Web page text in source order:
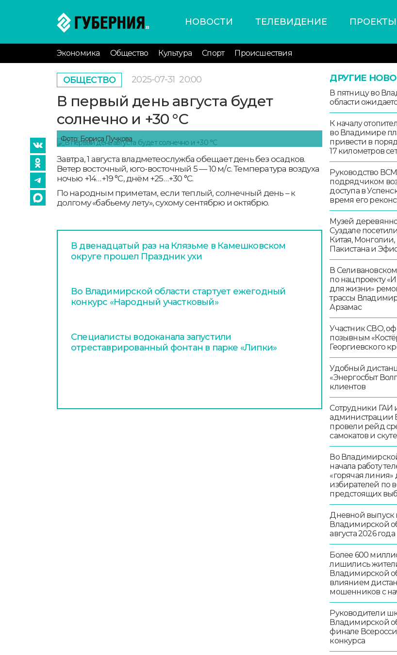
НОВОСТИ ТЕЛЕВИДЕНИЕ ПРОЕКТЫ
Экономика Общество Культура Спорт Происшествия
ОБЩЕСТВО 2025-07-31 20:00
В первый день августа будет
солнечно и +30 °С
Фото: Бориса Пучкова
Завтра, 1 августа владметеослужба обещает день без осадков.
Ветер восточный, юго-восточный 5 — 10 м/с. Температура воздуха
ночью +14…+19 °С, днём +25…+30 °С.
По народным приметам, если теплый, солнечный день – к
долгому «бабьему лету», сухому сентябрю и октябрю.
В двенадцатый раз на Клязьме в Камешковском
округе прошел Праздник ухи
Во Владимирской области стартует ежегодный
конкурс «Народный участковый»
Специалисты водоканала запустили
отреставрированный фонтан в парке «Липки»
ДРУГИЕ
В пятницу во
области
К началу
во Владимире
привести в
17 километров
Руководство
подрядчиком
доступа в
время его
Музей
Суздале
Китая, Монголии,
Пакистана и
В
по нацпроекту
для жизни»
трассы
Арзамас
Участник СВО,
позывным
Георгиевского
Удобный
«Энергосбыт
клиентов
Сотрудники ГАИ
администрации
провели рейд
самокатов и
Во
начала работу
«горячая линия»
избирателей по
предстоящих
Дневной выпуск
Владимирской
августа 2026 года
Более 600
лишились
Владимирской
влиянием
мошенников с
Руководители
Владимирской
финале
конкурса